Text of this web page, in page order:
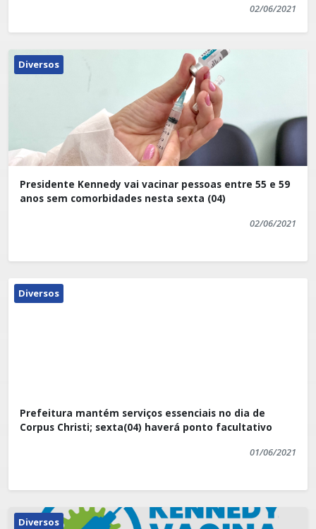
02/06/2021
Diversos
Presidente Kennedy vai vacinar pessoas entre 55 e 59
anos sem comorbidades nesta sexta (04)
02/06/2021
Diversos
Prefeitura mantém serviços essenciais no dia de
Corpus Christi; sexta(04) haverá ponto facultativo
01/06/2021
Diversos